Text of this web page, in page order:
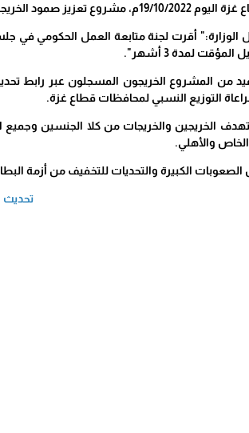
المتعطلين عن العمل.
لمدة 3 أشهر".
والأهلي.
الكبيرة والتحديات للتخفيف من أزمة
تحديث